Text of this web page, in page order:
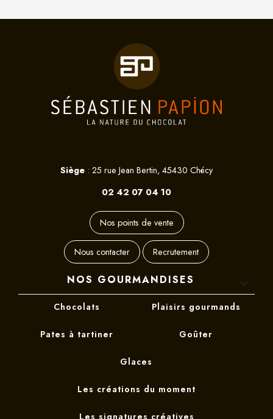
Siège : 25 rue Jean Bertin, 45430 Chécy
02 42 07 04 10
Nos points de vente
Nous contacter Recrutement
NOS GOURMANDISES 
Chocolats Plaisirs gourmands
Pates à tartiner Goûter
Glaces
Les créations du moment